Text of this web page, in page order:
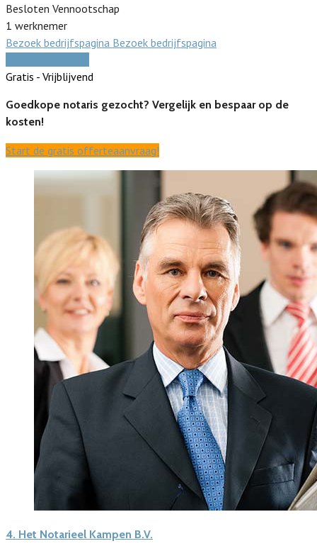
Besloten Vennootschap
1 werknemer
Bezoek bedrijfspagina Bezoek bedrijfspagina
Gratis - Vrijblijvend
Goedkope notaris gezocht? Vergelijk en bespaar op de
kosten!
Start de gratis offerteaanvraag!
4. Het Notarieel Kampen B.V.